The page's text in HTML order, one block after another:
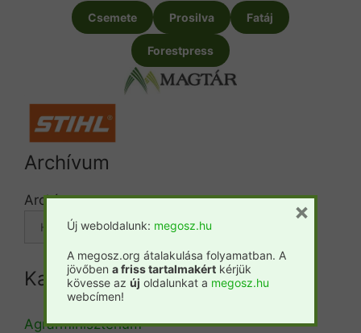
Csemete Prosilva Fatáj
Forestpress
Archívum
Archívum
Kategóriák
Agrárminisztérium
Új weboldalunk: megosz.hu
A megosz.org átalakulása folyamatban. A
jövőben a friss tartalmakért kérjük
kövesse az új oldalunkat a megosz.hu
webcímen!
×